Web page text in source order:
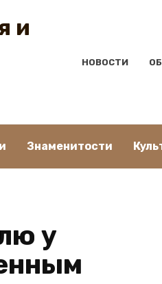
и
НОВОСТИ
Знаменитости
у